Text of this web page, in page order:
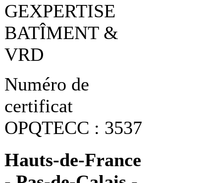
GEXPERTISE
BATÎMENT &
VRD
Numéro de
certificat
OPQTECC : 3537
Hauts-de-France